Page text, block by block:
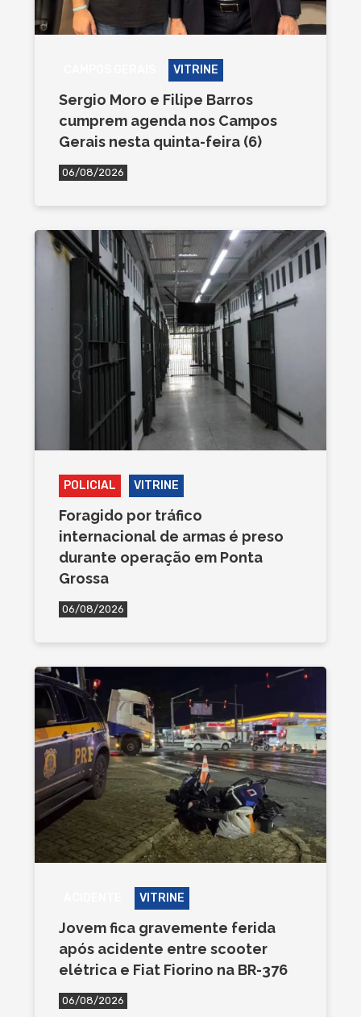
VITRINE
Sergio Moro e Filipe Barros
cumprem agenda nos Campos
Gerais nesta quinta-feira (6)
06/08/2026
POLICIAL VITRINE
Foragido por tráfico
internacional de armas é preso
durante operação em Ponta
Grossa
06/08/2026
VITRINE
Jovem fica gravemente ferida
após acidente entre scooter
elétrica e Fiat Fiorino na BR-376
06/08/2026